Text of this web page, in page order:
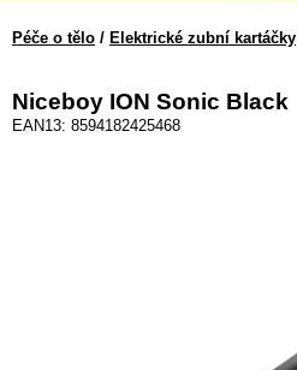
Péče o tělo / Elektrické zubní kartáčky
Niceboy ION Sonic Black
EAN13: 8594182425468